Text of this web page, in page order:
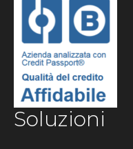
Soluzioni